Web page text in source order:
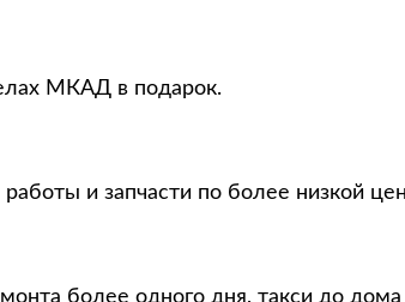
МКАД в подарок.
и запчасти по более низкой
более одного дня, такси до